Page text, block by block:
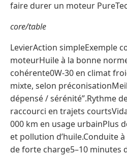
faire durer un moteur
core/table
LevierAction simpleExemple
moteurHuile à la bonne
cohérente0W-30 en climat
mixte, selon
dépensé / sérénité”.Rythme
raccourci en trajets
000 km en usage urbainPlus
et pollution d’huile.Conduite
de forte charge5–10 minutes